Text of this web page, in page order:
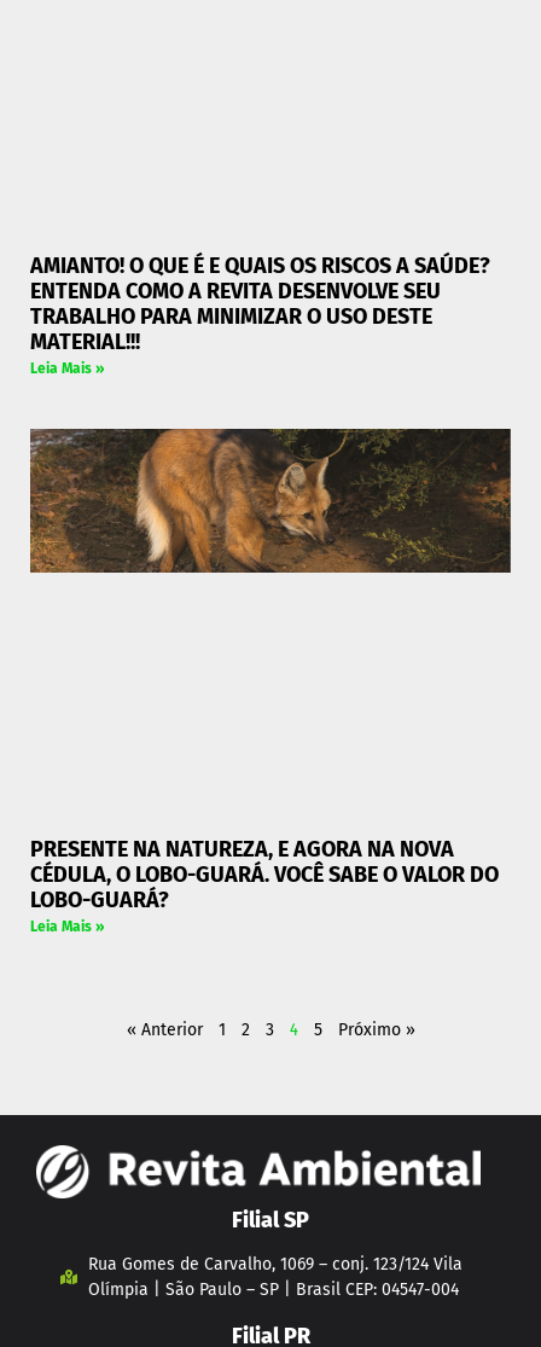
AMIANTO! O QUE É E QUAIS OS RISCOS A SAÚDE?
ENTENDA COMO A REVITA DESENVOLVE SEU
TRABALHO PARA MINIMIZAR O USO DESTE
MATERIAL!!!
Leia Mais »
PRESENTE NA NATUREZA, E AGORA NA NOVA
CÉDULA, O LOBO-GUARÁ. VOCÊ SABE O VALOR DO
LOBO-GUARÁ?
Leia Mais »
« Anterior 1 2 3 4 5 Próximo »
Filial SP
Rua Gomes de Carvalho, 1069 – conj. 123/124 Vila
Olímpia | São Paulo – SP | Brasil CEP: 04547-004
Filial PR